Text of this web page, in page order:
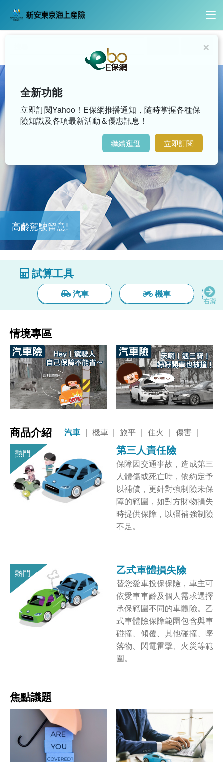
影音搜尋
高齡駕駛留意!
試算工具
汽車 機車
情境專區
商品介紹 汽車 | 機車 | 旅平 | 住火 | 傷害 |
第三人責任險
保障因交通事故，造成第三
人體傷或死亡時，依約定予
以補償，更針對強制險未保
障的範圍，如對方財物損失
時提供保障，以彌補強制險
不足。
乙式車體損失險
替您愛車投保保險，車主可
依愛車車齡及個人需求選擇
承保範圍不同的車體險。乙
式車體險保障範圍包含與車
碰撞、傾覆、其他碰撞、墜
落物、閃電雷擊、火災等範
圍。
焦點議題
×
全新功能
立即訂閱Yahoo！E保網推播通知，隨時掌握各種保
險知識及各項最新活動＆優惠訊息！
繼續逛逛 立即訂閱